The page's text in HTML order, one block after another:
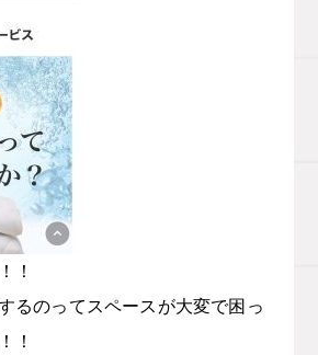
！
るのってスペースが大変で困っ
！